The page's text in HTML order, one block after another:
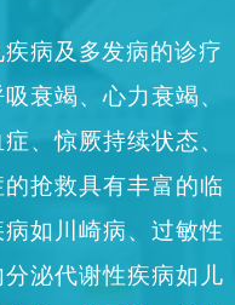
病及多发病的诊疗
衰竭、心力衰竭、
、惊厥持续状态、
抢救具有丰富的临
如川崎病、过敏性
泌代谢性疾病如儿